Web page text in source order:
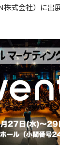
株式会社）に出